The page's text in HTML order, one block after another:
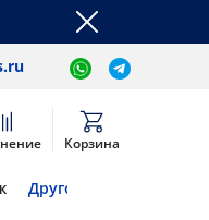
Корзина
Другое